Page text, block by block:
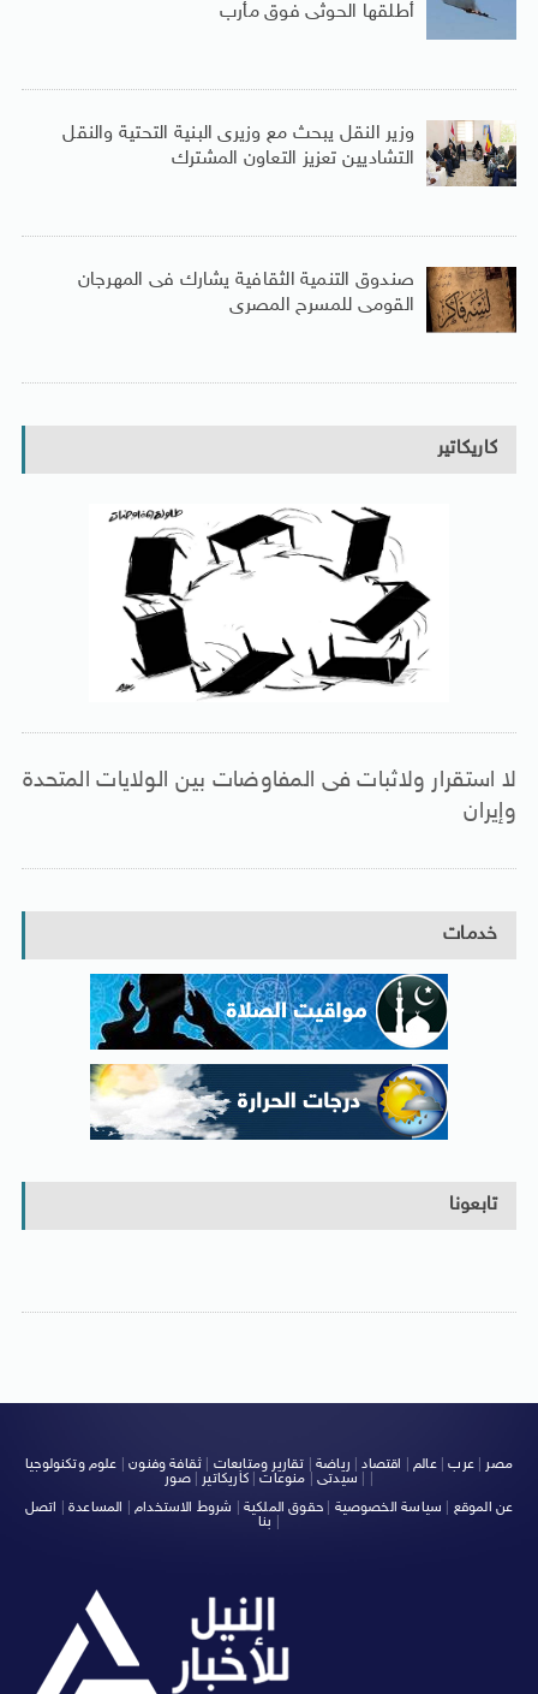
أطلقها الحوثى فوق مأرب
وزير النقل يبحث مع وزيرى البنية التحتية والنقل
التشاديين تعزيز التعاون المشترك
صندوق التنمية الثقافية يشارك فى المهرجان
القومى للمسرح المصرى
كاريكاتير
لا استقرار ولاثبات فى المفاوضات بين الولايات المتحدة
وإيران
خدمات
تابعونا
مصر |عرب|عالم| اقتصاد| رياضة تقارير ومتابعات ثقافة وفنون| علوم وتكنولوجيا
سيدتى| منوعات|كاريكاتير |صور
عن الموقع
سياسة الخصوصية حقوق الملكية شروط الاستخدام المساعدة
اتصل
بنا